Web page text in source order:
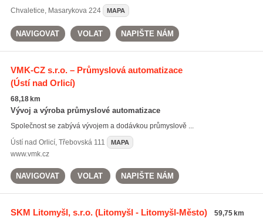
Chvaletice, Masarykova 224 MAPA
NAVIGOVAT VOLAT NAPIŠTE NÁM
VMK-CZ s.r.o. – Průmyslová automatizace
(Ústí nad Orlicí)
68,18 km
Vývoj a výroba průmyslové automatizace
Společnost se zabývá vývojem a dodávkou průmyslově ...
Ústí nad Orlicí, Třebovská 111 MAPA
www.vmk.cz
NAVIGOVAT VOLAT NAPIŠTE NÁM
SKM Litomyšl, s.r.o.(Litomyšl - Litomyšl-Město) 59,75 km